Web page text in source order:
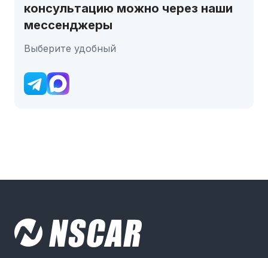
консультацию можно через наши
мессенджеры
Выберите удобный